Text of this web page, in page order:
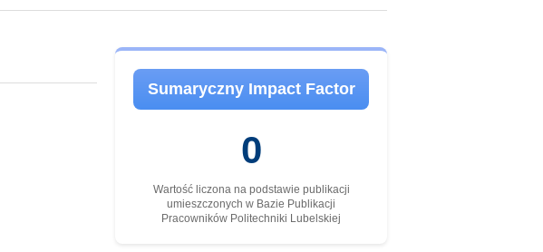
Sumaryczny Impact Factor
0
Wartość liczona na podstawie publikacji
umieszczonych w Bazie Publikacji
Pracowników Politechniki Lubelskiej